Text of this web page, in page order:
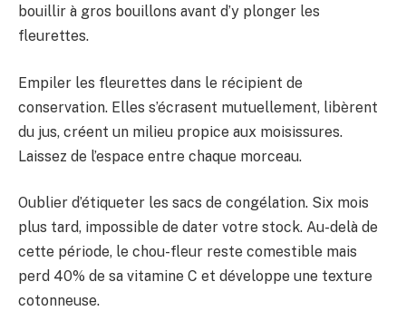
bouillir à gros bouillons avant d’y plonger les
fleurettes.
Empiler les fleurettes dans le récipient de
conservation. Elles s’écrasent mutuellement, libèrent
du jus, créent un milieu propice aux moisissures.
Laissez de l’espace entre chaque morceau.
Oublier d’étiqueter les sacs de congélation. Six mois
plus tard, impossible de dater votre stock. Au-delà de
cette période, le chou-fleur reste comestible mais
perd 40% de sa vitamine C et développe une texture
cotonneuse.